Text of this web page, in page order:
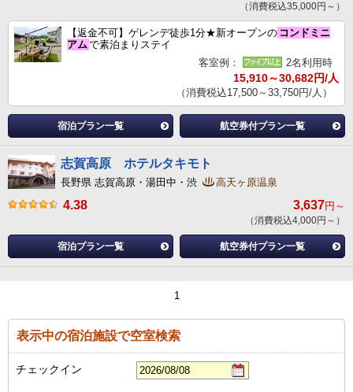
（消費税込35,000円～）
【返金不可】ゲレンデ徒歩1分★新オープンの コンドミニ
アムで素泊まりステイ
客室例：
2名利用時
15,910～30,682円/人
（消費税込17,500～33,750円/人）
宿泊プラン一覧 航空券付プラン一覧
志賀高原 ホテルタキモト
長野県 志賀高原・湯田中・渋 高天ヶ原温泉
4.38 3,637円～
（消費税込4,000円～）
宿泊プラン一覧 航空券付プラン一覧
1
表示中の宿泊施設で空室検索
チェックイン